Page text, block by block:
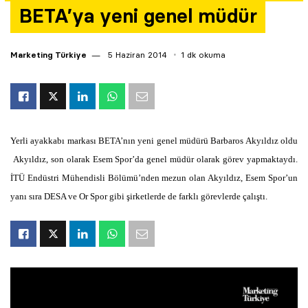
BETA’ya yeni genel müdür
Marketing Türkiye 5 Haziran 2014 1 dk okuma
Yerli ayakkabı markası BETA’nın yeni genel müdürü Barbaros Akyıldız oldu
Akyıldız, son olarak Esem Spor’da genel müdür olarak görev yapmaktaydı.
İTÜ Endüstri Mühendisli Bölümü’nden mezun olan Akyıldız, Esem Spor’un
yanı sıra DESA ve Or Spor gibi şirketlerde de farklı görevlerde çalıştı.
Yazarlar
Araştırma